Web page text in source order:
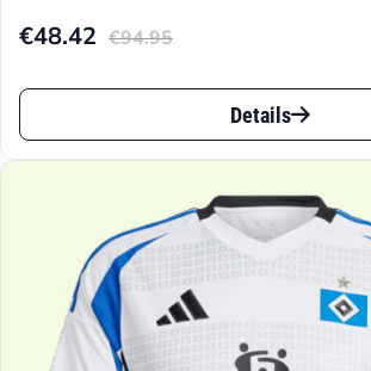
€94.95
Ursprünglicher
Preis
€94.95
€48.42
Aktueller
Preis
€48.42.
Dieses
Produkt
Varianten
Details